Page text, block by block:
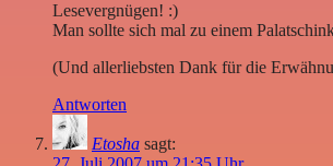
Lesevergnügen! :)
Man sollte sich mal zu einem
(Und allerliebsten Dank für die
Antworten
Etosha sagt: